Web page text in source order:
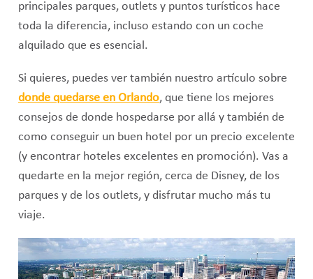
principales parques, outlets y puntos turísticos hace
toda la diferencia, incluso estando con un coche
alquilado que es esencial.
Si quieres, puedes ver también nuestro artículo sobre
donde quedarse en Orlando, que tiene los mejores
consejos de donde hospedarse por allá y también de
como conseguir un buen hotel por un precio excelente
(y encontrar hoteles excelentes en promoción). Vas a
quedarte en la mejor región, cerca de Disney, de los
parques y de los outlets, y disfrutar mucho más tu
viaje.